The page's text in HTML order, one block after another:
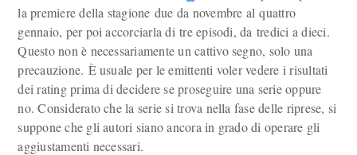
la premiere della stagione due da novembre al quattro
gennaio, per poi accorciarla di tre episodi, da tredici a dieci.
Questo non è necessariamente un cattivo segno, solo una
precauzione. È usuale per le emittenti voler vedere i risultati
dei rating prima di decidere se proseguire una serie oppure
no. Considerato che la serie si trova nella fase delle riprese, si
suppone che gli autori siano ancora in grado di operare gli
aggiustamenti necessari.